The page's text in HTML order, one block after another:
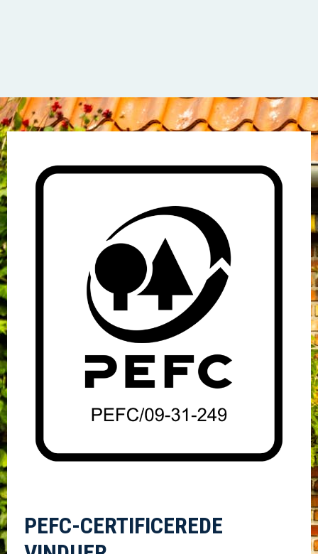
PEFC-CERTIFICEREDE